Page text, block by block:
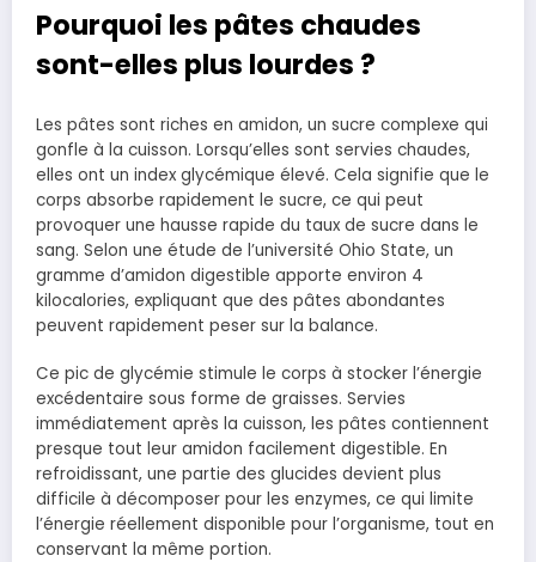
Pourquoi les pâtes chaudes
sont-elles plus lourdes ?
Les pâtes sont riches en amidon, un sucre complexe qui
gonfle à la cuisson. Lorsqu’elles sont servies chaudes,
elles ont un index glycémique élevé. Cela signifie que le
corps absorbe rapidement le sucre, ce qui peut
provoquer une hausse rapide du taux de sucre dans le
sang. Selon une étude de l’université Ohio State, un
gramme d’amidon digestible apporte environ 4
kilocalories, expliquant que des pâtes abondantes
peuvent rapidement peser sur la balance.
Ce pic de glycémie stimule le corps à stocker l’énergie
excédentaire sous forme de graisses. Servies
immédiatement après la cuisson, les pâtes contiennent
presque tout leur amidon facilement digestible. En
refroidissant, une partie des glucides devient plus
difficile à décomposer pour les enzymes, ce qui limite
l’énergie réellement disponible pour l’organisme, tout en
conservant la même portion.